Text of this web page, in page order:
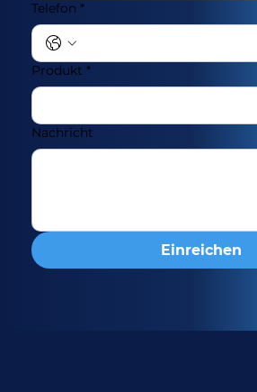
Telefon *
Produkt *
Nachricht
Einreichen